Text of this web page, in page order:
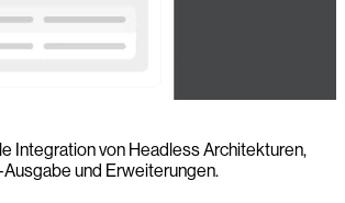
Integration von Headless Architekturen,
und Erweiterungen.